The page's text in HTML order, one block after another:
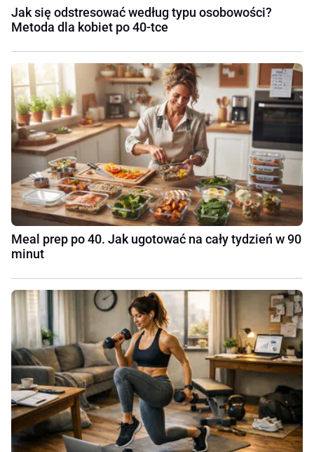
Jak się odstresować według typu osobowości?
Metoda dla kobiet po 40-tce
Meal prep po 40. Jak ugotować na cały tydzień w 90
minut